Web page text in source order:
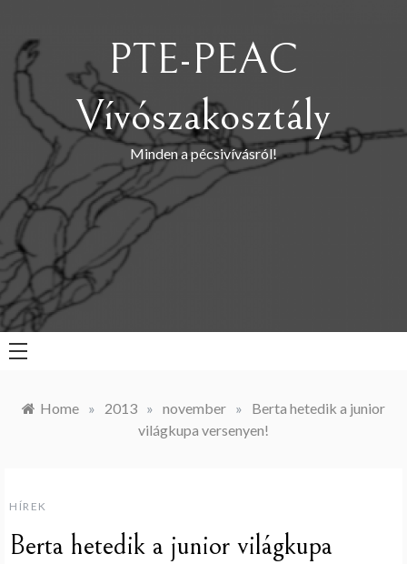
content
PTE-PEAC
Vívószakosztály
Minden a pécsivívásról!
Home » 2013 » november »
Berta hetedik a junior
világkupa versenyen!
HÍREK
Berta hetedik a junior világkupa